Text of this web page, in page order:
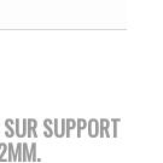
SUPPORT
.